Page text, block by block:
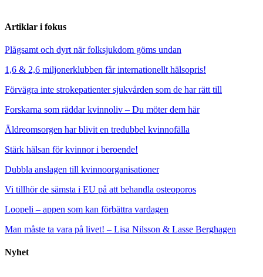
Artiklar i fokus
Plågsamt och dyrt när folksjukdom göms undan
1,6 & 2,6 miljonerklubben får internationellt hälsopris!
Förvägra inte strokepatienter sjukvården som de har rätt till
Forskarna som räddar kvinnoliv – Du möter dem här
Äldreomsorgen har blivit en tredubbel kvinnofälla
Stärk hälsan för kvinnor i beroende!
Dubbla anslagen till kvinnoorganisationer
Vi tillhör de sämsta i EU på att behandla osteoporos
Loopeli – appen som kan förbättra vardagen
Man måste ta vara på livet! – Lisa Nilsson & Lasse Berghagen
Nyhet